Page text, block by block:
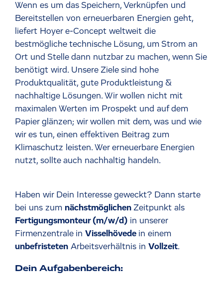
Wenn es um das Speichern, Verknüpfen und
Bereitstellen von erneuerbaren Energien geht,
liefert Hoyer e-Concept weltweit die
bestmögliche technische Lösung, um Strom an
Ort und Stelle dann nutzbar zu machen, wenn Sie
benötigt wird. Unsere Ziele sind hohe
Produktqualität, gute Produktleistung &
nachhaltige Lösungen. Wir wollen nicht mit
maximalen Werten im Prospekt und auf dem
Papier glänzen; wir wollen mit dem, was und wie
wir es tun, einen effektiven Beitrag zum
Klimaschutz leisten. Wer erneuerbare Energien
nutzt, sollte auch nachhaltig handeln.
Haben wir Dein Interesse geweckt? Dann starte
bei uns zum nächstmöglichen Zeitpunkt als
Fertigungsmonteur (m/w/d) in unserer
Firmenzentrale in Visselhövede in einem
unbefristeten Arbeitsverhältnis in Vollzeit.
Dein Aufgabenbereich: